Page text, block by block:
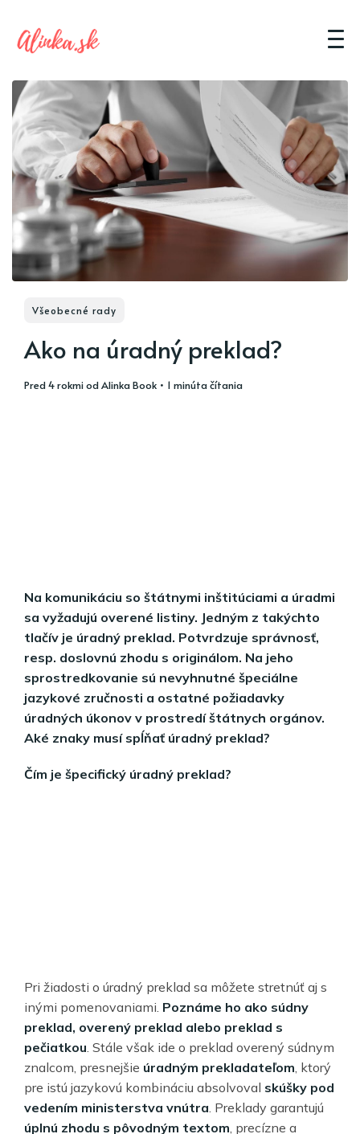
Všeobecné rady
Ako na úradný preklad?
pred 4 rokmiodAlinka Book • 1 minúta čítania
Na komunikáciu so štátnymi inštitúciami a úradmi
sa vyžadujú overené listiny. Jedným z takýchto
tlačív je úradný preklad. Potvrdzuje správnosť,
resp. doslovnú zhodu s originálom. Na jeho
sprostredkovanie sú nevyhnutné špeciálne
jazykové zručnosti a ostatné požiadavky
úradných úkonov v prostredí štátnych orgánov.
Aké znaky musí spĺňať úradný preklad?
Čím je špecifický úradný preklad?
Pri žiadosti o úradný preklad sa môžete stretnúť aj s
inými pomenovaniami. Poznáme ho ako súdny
preklad, overený preklad alebo preklad s
pečiatkou. Stále však ide o preklad overený súdnym
znalcom, presnejšie úradným prekladateľom, ktorý
pre istú jazykovú kombináciu absolvoval skúšky pod
vedením ministerstva vnútra. Preklady garantujú
úplnú zhodu s pôvodným textom, precízne a